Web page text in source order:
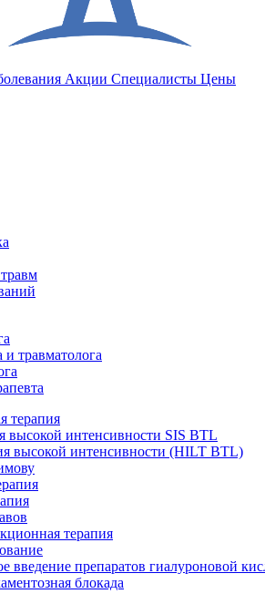
Акции Специалисты Цены
травматолога
терапия
высокой интенсивности SIS BTL
высокой интенсивности (HILT BTL)
терапия
введение препаратов гиалуроновой
блокада